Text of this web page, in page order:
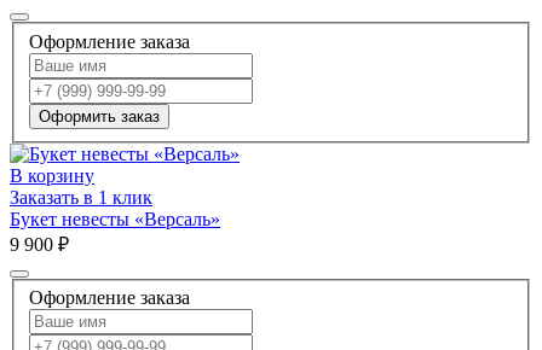
Оформление заказа
Оформить заказ
В корзину
Заказать в 1 клик
Букет невесты «Версаль»
9 900 ₽
Оформление заказа